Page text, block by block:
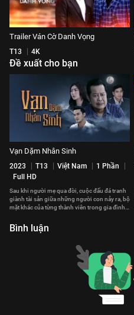
Trailer Ván Cờ Danh Vọng
T13 4K
Đề xuất cho bạn
Vạn Dặm Nhân Sinh
2023 T13 Việt Nam
1 Phần
Full HD
Sau khi người mẹ qua đời, cuộc đấu đá tranh
giành tài sản giữa những người con nảy ra, bộ
mặt khác của từng thành viên trong gia đình
Bình luận